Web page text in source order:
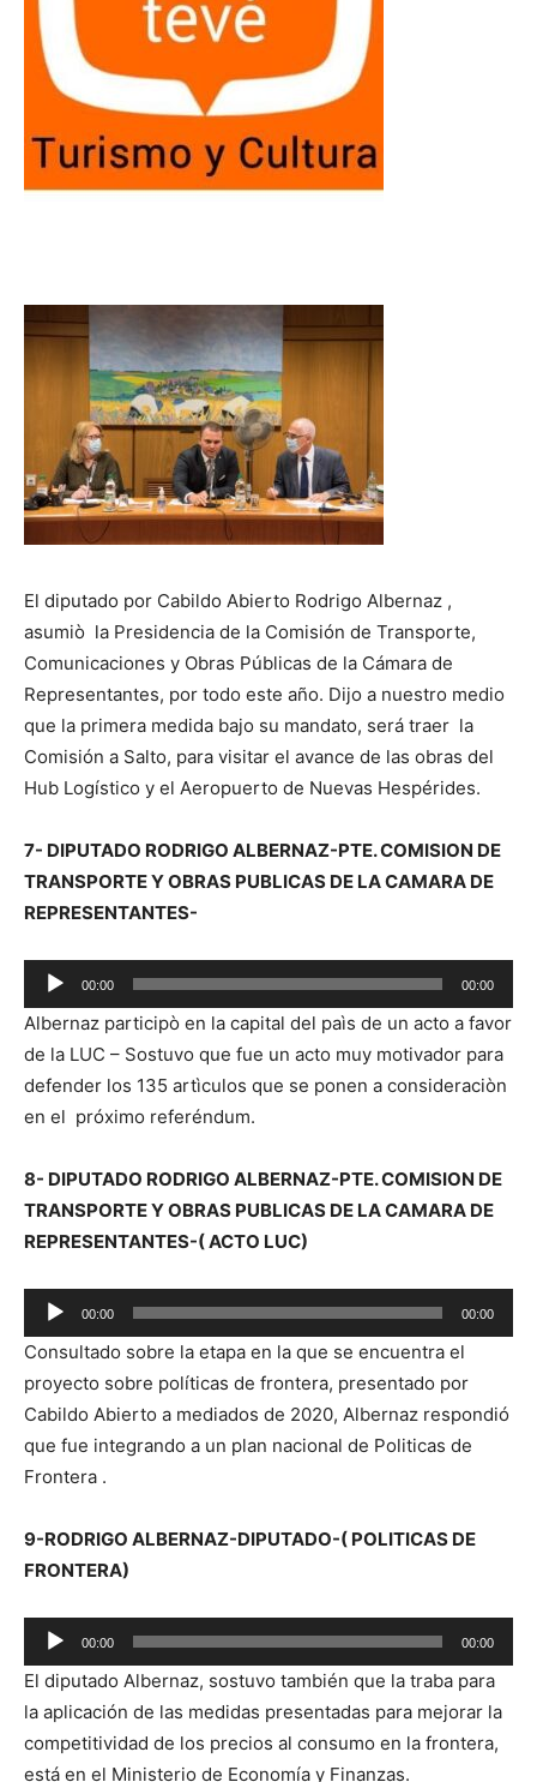
El diputado por Cabildo Abierto Rodrigo Albernaz ,
asumiò la Presidencia de la Comisión de Transporte,
Comunicaciones y Obras Públicas de la Cámara de
Representantes, por todo este año. Dijo a nuestro medio
que la primera medida bajo su mandato, será traer la
Comisión a Salto, para visitar el avance de las obras del
Hub Logístico y el Aeropuerto de Nuevas Hespérides.
7- DIPUTADO RODRIGO ALBERNAZ-PTE. COMISION DE
TRANSPORTE Y OBRAS PUBLICAS DE LA CAMARA DE
REPRESENTANTES-
e
p
r
o
d
c
t
o
r
e
a
u
d
i
00:00 00:00
Albernaz participò en la capital del paìs de un acto a favor
de la LUC – Sostuvo que fue un acto muy motivador para
defender los 135 artìculos que se ponen a consideraciòn
en el próximo referéndum.
8- DIPUTADO RODRIGO ALBERNAZ-PTE. COMISION DE
TRANSPORTE Y OBRAS PUBLICAS DE LA CAMARA DE
REPRESENTANTES-( ACTO LUC)
e
p
r
o
d
u
t
o
r
e
a
u
d
00:00 00:00
Consultado sobre la etapa en la que se encuentra el
proyecto sobre políticas de frontera, presentado por
Cabildo Abierto a mediados de 2020, Albernaz respondió
que fue integrando a un plan nacional de Politicas de
Frontera .
9-RODRIGO ALBERNAZ-DIPUTADO-( POLITICAS DE
FRONTERA)
e
p
r
o
00:00 00:00
El diputado Albernaz, sostuvo también que la traba para
la aplicación de las medidas presentadas para mejorar la
competitividad de los precios al consumo en la frontera,
está en el Ministerio de Economía y Finanzas.